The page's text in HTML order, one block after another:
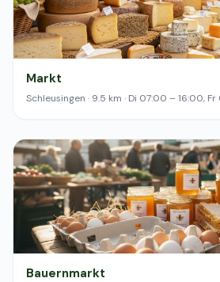
Markt
Schleusingen · 9.5 km · Di 07:00 – 16:00,
Bauernmarkt